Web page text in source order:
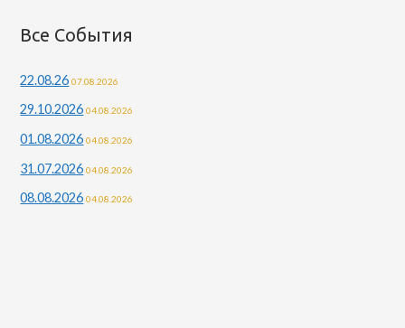
Все События
22.08.26 07.08.2026
29.10.2026 04.08.2026
01.08.2026 04.08.2026
31.07.2026 04.08.2026
08.08.2026 04.08.2026